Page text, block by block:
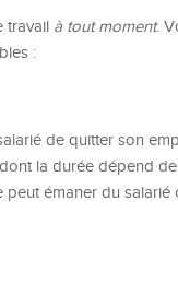
travail à tout moment.
:
de quitter son
la durée dépend de
émaner du salarié